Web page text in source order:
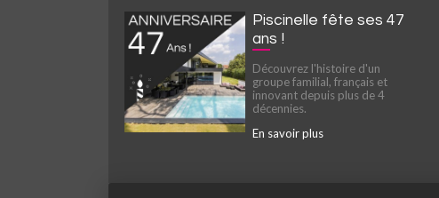
Piscinelle fête ses 47
ans !
Découvrez l'histoire d'un
groupe familial, français et
innovant depuis plus de 4
décennies.
En savoir plus